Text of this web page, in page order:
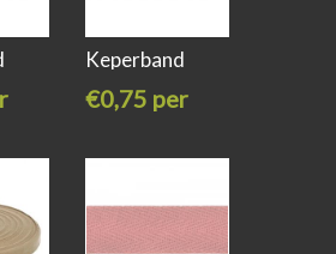
Keperband
€0,75 per